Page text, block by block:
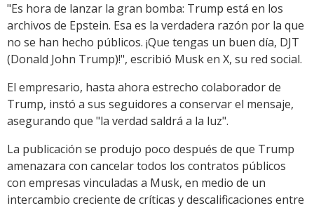
"Es hora de lanzar la gran bomba: Trump está en los
archivos de Epstein. Esa es la verdadera razón por la que
no se han hecho públicos. ¡Que tengas un buen día, DJT
(Donald John Trump)!", escribió Musk en X, su red social.
El empresario, hasta ahora estrecho colaborador de
Trump, instó a sus seguidores a conservar el mensaje,
asegurando que "la verdad saldrá a la luz".
La publicación se produjo poco después de que Trump
amenazara con cancelar todos los contratos públicos
con empresas vinculadas a Musk, en medio de un
intercambio creciente de críticas y descalificaciones entre